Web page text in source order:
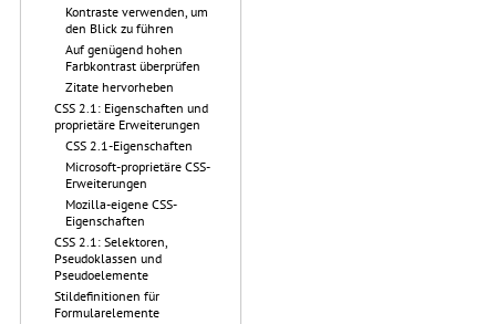
Kontraste verwenden, um
den Blick zu führen
Auf genügend hohen
Farbkontrast überprüfen
Zitate hervorheben
CSS 2.1: Eigenschaften und
proprietäre Erweiterungen
CSS 2.1-Eigenschaften
Microsoft-proprietäre CSS-
Erweiterungen
Mozilla-eigene CSS-
Eigenschaften
CSS 2.1: Selektoren,
Pseudoklassen und
Pseudoelemente
Stildefinitionen für
Formularelemente